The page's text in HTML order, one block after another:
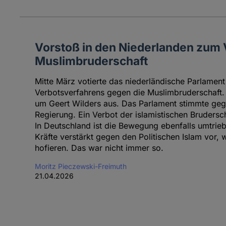
Vorstoß in den Niederlanden zum
Muslimbruderschaft
Mitte März votierte das niederländische
Verbotsverfahrens gegen die
um Geert Wilders aus. Das Parlament stimmte
Regierung. Ein Verbot der islamistischen
In Deutschland ist die Bewegung ebenfalls
Kräfte verstärkt gegen den Politischen Islam vor,
hofieren. Das war nicht immer so.
Moritz Pieczewski-Freimuth
21.04.2026